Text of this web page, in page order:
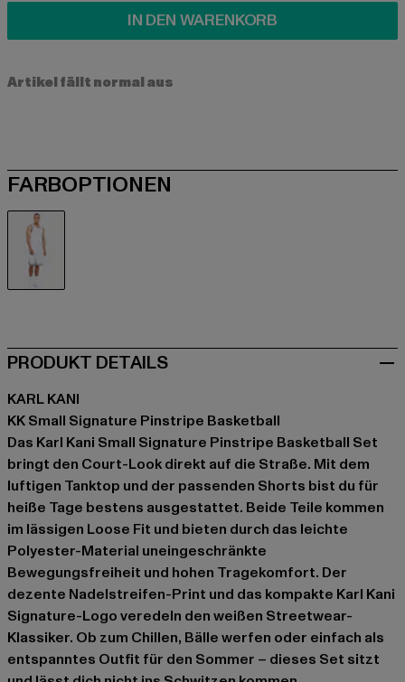
IN DEN WARENKORB
Artikel fällt normal aus
FARBOPTIONEN
PRODUKT DETAILS
KARL KANI
KK Small Signature Pinstripe Basketball
Das Karl Kani Small Signature Pinstripe Basketball Set
bringt den Court-Look direkt auf die Straße. Mit dem
luftigen Tanktop und der passenden Shorts bist du für
heiße Tage bestens ausgestattet. Beide Teile kommen
im lässigen Loose Fit und bieten durch das leichte
Polyester-Material uneingeschränkte
Bewegungsfreiheit und hohen Tragekomfort. Der
dezente Nadelstreifen-Print und das kompakte Karl Kani
Signature-Logo veredeln den weißen Streetwear-
Klassiker. Ob zum Chillen, Bälle werfen oder einfach als
entspanntes Outfit für den Sommer – dieses Set sitzt